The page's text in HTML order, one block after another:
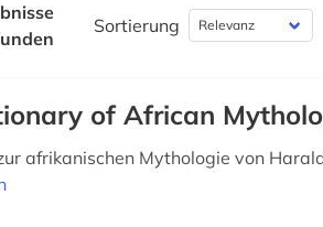
Sortierung
of African
afrikanischen Mythologie von